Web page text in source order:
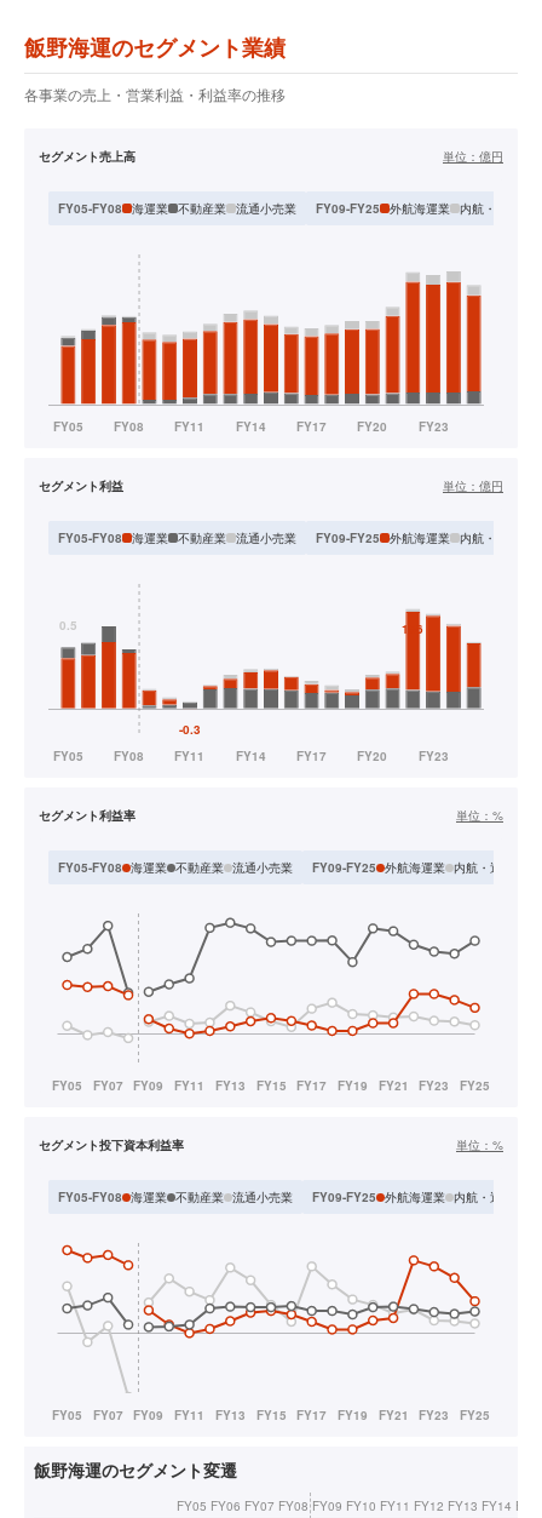
飯野海運のセグメント業績
各事業の売上・営業利益・利益率の推移
セグメント売上高 単位： 億円
FY05-FY08 海運業 不動産業 流通小売業 FY09-FY25 外航海運業 内航・近海海
セグメント利益 単位： 億円
FY05-FY08 海運業 不動産業 流通小売業 FY09-FY25 外航海運業 内航・近海海
セグメント利益率 単位： %
FY05-FY08 海運業 不動産業 流通小売業 FY09-FY25 外航海運業 内航・近海海運
セグメント投下資本利益率 単位： %
FY05-FY08 海運業 不動産業 流通小売業 FY09-FY25 外航海運業 内航・近海海運
飯野海運のセグメント変遷
FY05 FY06 FY07 FY08 FY09 FY10 FY11 FY12 FY13 FY14